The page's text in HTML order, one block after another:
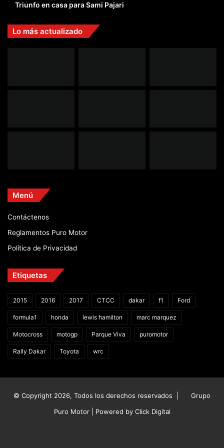
Triunfo en casa para Sami Pajari
Lo más actualizado
Menú
Contáctenos
Reglamentos Puro Motor
Política de Privacidad
Etiquetas
2015 2016 2017 CTCC dakar f1 Ford
formula1 honda lewis hamilton marc marquez
Motocross motogp Parque Viva puromotor
Rally Dakar Toyota wrc
© Copyright 2026, Todos los derechos reservados |
Grupo
Puro Motor | Powered by Click Digital